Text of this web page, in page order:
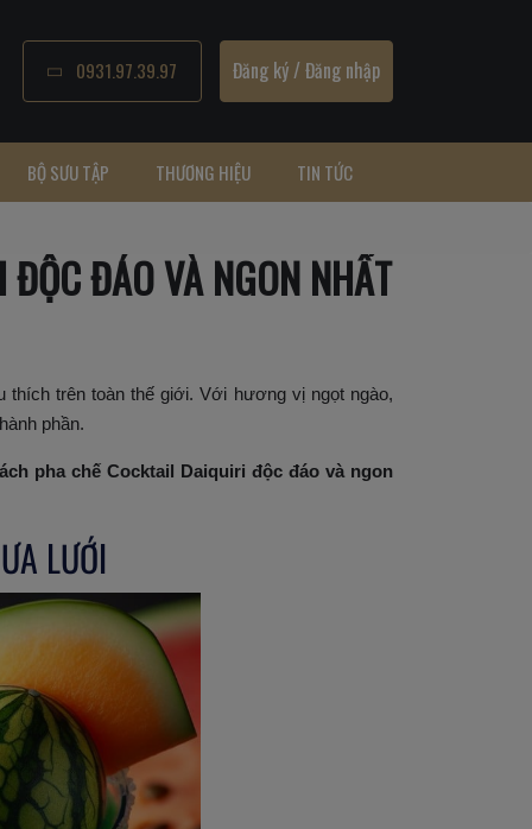
0931.97.39.97 Đăng ký/ Đăng nhập
BỘ SƯU TẬP THƯƠNG HIỆU TIN TỨC
ĐÁO VÀ NGON NHẤT
trên toàn thế giới. Với hương vị ngọt ngào,
phần.
pha chế Cocktail Daiquiri độc đáo và ngon
LƯỚI